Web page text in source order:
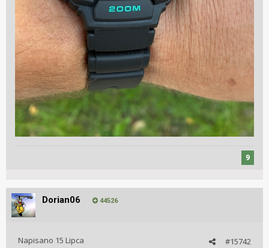
9
Dorian06 44526
#15742
Napisano 15 Lipca